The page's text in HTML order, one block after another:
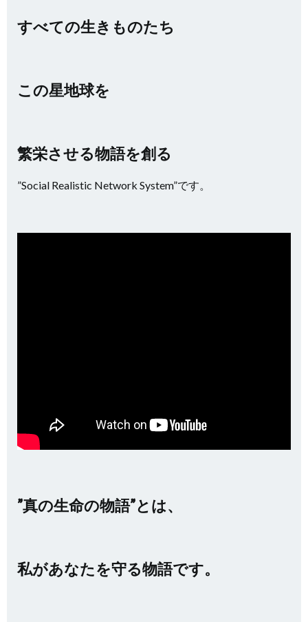
すべての生きものたち
この星地球を
繁栄させる物語を創る
”Social Realistic Network System”です。
”真の生命の物語”とは、
私があなたを守る物語です。